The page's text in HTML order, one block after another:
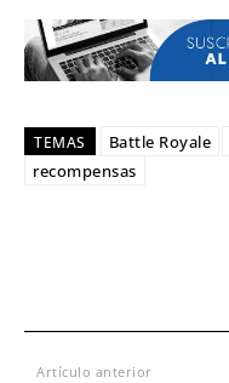
TEMAS Battle Royale
recompensas
Artículo anterior